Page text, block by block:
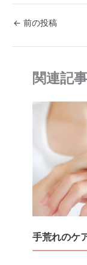
c
e
b
o
o
k
← 前の投稿
関連記事
手荒れのケ